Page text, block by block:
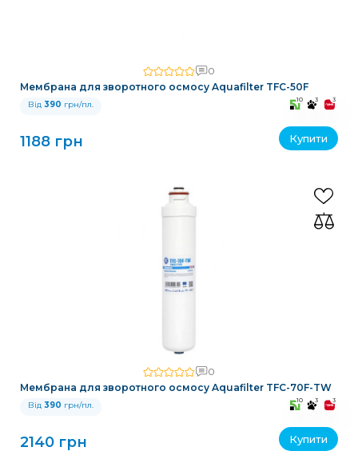
0
Мембрана для зворотного осмосу Aquafilter TFC-50F
Від 390 грн/пл. 10 3 3
1188 грн Купити
0
Мембрана для зворотного осмосу Aquafilter TFC-70F-TW
Від 390 грн/пл. 10 3 3
2140 грн Купити